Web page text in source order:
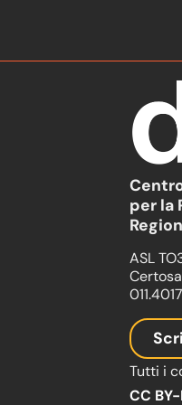
per la
ASL
Tutti i
CC